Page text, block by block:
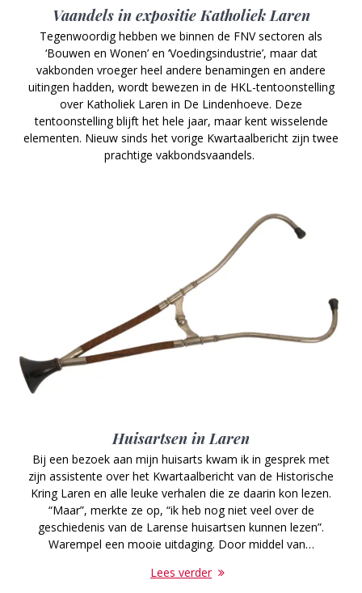
Vaandels in expositie Katholiek Laren
Tegenwoordig hebben we binnen de FNV sectoren als
‘Bouwen en Wonen’ en ‘Voedingsindustrie’, maar dat
vakbonden vroeger heel andere benamingen en andere
uitingen hadden, wordt bewezen in de HKL-tentoonstelling
over Katholiek Laren in De Lindenhoeve. Deze
tentoonstelling blijft het hele jaar, maar kent wisselende
elementen. Nieuw sinds het vorige Kwartaalbericht zijn twee
prachtige vakbondsvaandels.
Huisartsen in Laren
Bij een bezoek aan mijn huisarts kwam ik in gesprek met
zijn assistente over het Kwartaalbericht van de Historische
Kring Laren en alle leuke verhalen die ze daarin kon lezen.
“Maar”, merkte ze op, “ik heb nog niet veel over de
geschiedenis van de Larense huisartsen kunnen lezen”.
Warempel een mooie uitdaging. Door middel van…
Lees verder